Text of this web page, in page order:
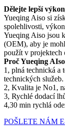
Dělejte lepší
Yueqing Aiso si
spolehlivosti,
Yueqing Aiso jsou
(OEM), aby je
použít v projektech
Proč Yueqing
1, plná technická a
technických služeb.
2, Kvalita je No1,
3, Rychlé dodací
4,30 min rychlá
POŠLETE NÁM